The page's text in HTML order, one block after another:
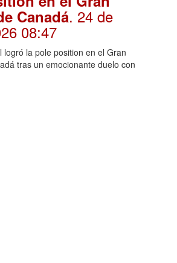
Canadá. 24 de
08:47
logró la pole position en el Gran
tras un emocionante duelo con